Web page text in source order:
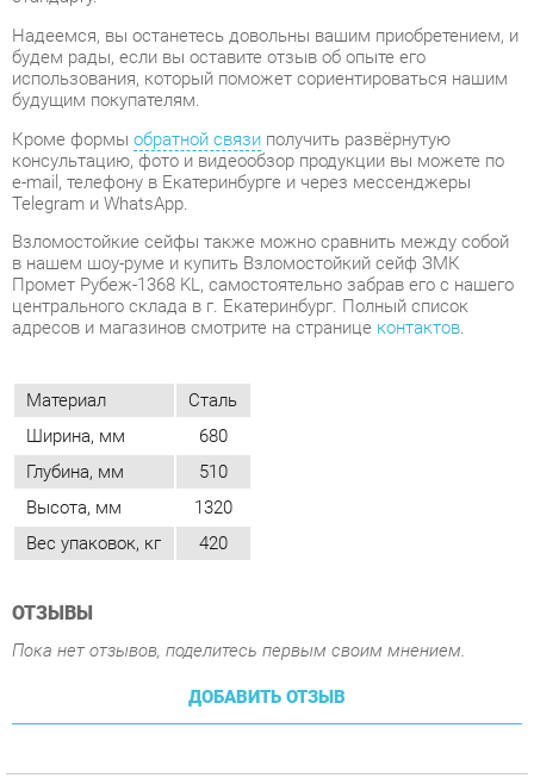
консультацию, фото и видеообзор продукции вы можете по
e-mail, телефону в Екатеринбурге и через мессенджеры
Telegram и WhatsApp.
Взломостойкие сейфы также можно сравнить между собой
в нашем шоу-руме и купить Взломостойкий сейф ЗМК
Промет Рубеж-1368 KL, самостоятельно забрав его с нашего
центрального склада в г. Екатеринбург. Полный список
адресов и магазинов смотрите на странице
контактов
Материал Сталь
Ширина, мм
680
Глубина, мм
510
Вес упаковок, кг
420
ОТЗЫВЫ
Пока нет отзывов, поделитесь первым своим мнением.
ДОБАВИТЬ ОТЗЫВ
ПОХОЖИЕ ТОВАРЫ